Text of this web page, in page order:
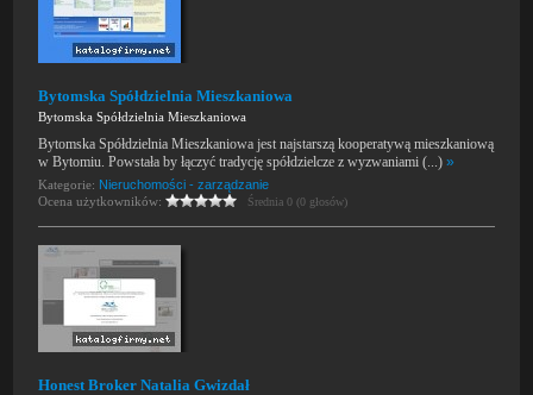
Bytomska Spółdzielnia Mieszkaniowa
Bytomska Spółdzielnia Mieszkaniowa
Bytomska Spółdzielnia Mieszkaniowa jest najstarszą kooperatywą mieszkaniową
w Bytomiu. Powstała by łączyć tradycję spółdzielcze z wyzwaniami (...)»
Kategorie: Nieruchomości - zarządzanie
Ocena użytkowników:
Średnia 0 (0 głosów)
Honest Broker Natalia Gwizdał